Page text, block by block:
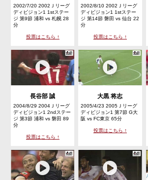
2002/7/20 2002Ｊリーグ
ディビジョン1 1stステー
ジ 第9節 浦和 vs 札幌 28
分
投票はこちら ↑
2002/8/10 2002Ｊリーグ
ディビジョン1 1stステー
ジ 第14節 磐田 vs 仙台 22
分
投票はこちら ↑
長谷部 誠
2004/8/29 2004Ｊリーグ
ディビジョン1 2ndステー
ジ 第3節 浦和 vs 磐田 89
分
投票はこちら ↑
大黒 将志
2005/4/23 2005Ｊリーグ
ディビジョン1 第7節 G大
阪 vs FC東京 65分
投票はこちら ↑